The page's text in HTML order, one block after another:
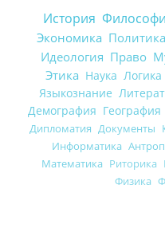
История
Экономика Политика
Идеология Право
Этика Наука Логика
Языкознание
Демография География
Дипломатия Документы
Информатика
Математика Риторика
Физика